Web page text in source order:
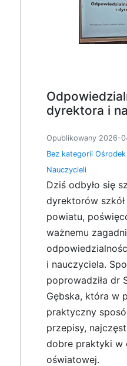
dyrektora i
Opublikowany 2026-
Bez kategorii Ośrodek
Nauczycieli
Dziś odbyło się
dyrektorów
powiatu,
ważnemu
i nauczyciela.
poprowadziła dr
Gębska, która w
praktyczny
przepisy,
dobre praktyki w
oświatowej.